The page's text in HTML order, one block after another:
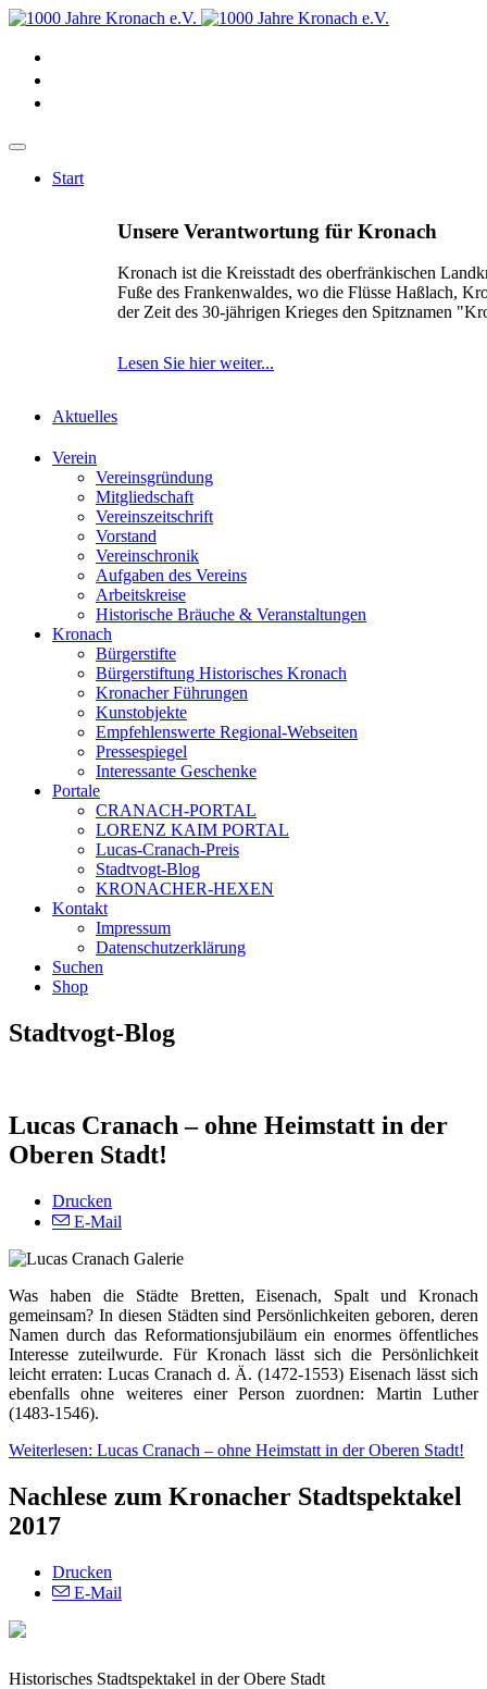
Start
Unsere Verantwortung für Kronach
Kronach ist die Kreisstadt des oberfränkischen
Fuße des Frankenwaldes, wo die Flüsse Haßlach,
der Zeit des 30-jährigen Krieges den Spitznamen
Lesen Sie hier weiter...
Aktuelles
Verein
Vereinsgründung
Mitgliedschaft
Vereinszeitschrift
Vorstand
Vereinschronik
Aufgaben des Vereins
Arbeitskreise
Historische Bräuche & Veranstaltungen
Kronach
Bürgerstifte
Bürgerstiftung Historisches Kronach
Kronacher Führungen
Kunstobjekte
Empfehlenswerte Regional-Webseiten
Pressespiegel
Interessante Geschenke
Portale
CRANACH-PORTAL
LORENZ KAIM PORTAL
Lucas-Cranach-Preis
Stadtvogt-Blog
KRONACHER-HEXEN
Kontakt
Impressum
Datenschutzerklärung
Suchen
Shop
Stadtvogt-Blog
Lucas Cranach – ohne Heimstatt in der
Oberen Stadt!
Drucken
E-Mail
Was haben die Städte Bretten, Eisenach, Spalt und Kronach
gemeinsam? In diesen Städten sind Persönlichkeiten geboren, deren
Namen durch das Reformationsjubiläum ein enormes öffentliches
Interesse zuteilwurde. Für Kronach lässt sich die Persönlichkeit
leicht erraten: Lucas Cranach d. Ä. (1472-1553) Eisenach lässt sich
ebenfalls ohne weiteres einer Person zuordnen: Martin Luther
(1483-1546).
Weiterlesen: Lucas Cranach – ohne Heimstatt in der Oberen Stadt!
Nachlese zum Kronacher Stadtspektakel
2017
Drucken
E-Mail
Historisches Stadtspektakel in der Obere Stadt